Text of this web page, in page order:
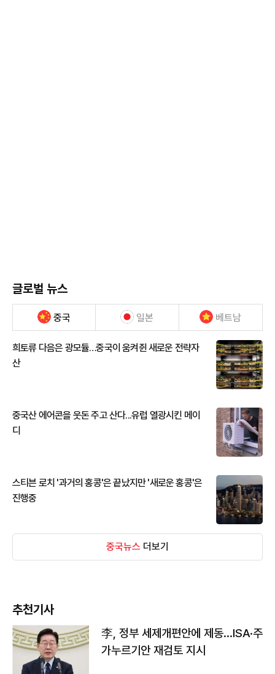
글로벌 뉴스
중국 일본 베트남
희토류 다음은 광모듈…중국이 움켜쥔 새로운 전략자
산
중국산 에어콘을 웃돈 주고 산다...유럽 열광시킨 메이
디
스티븐 로치 '과거의 홍콩'은 끝났지만 '새로운 홍콩'은
진행중
중국뉴스 더보기
추천기사
李, 정부 세제개편안에 제동…ISA·주
가누르기안 재검토 지시